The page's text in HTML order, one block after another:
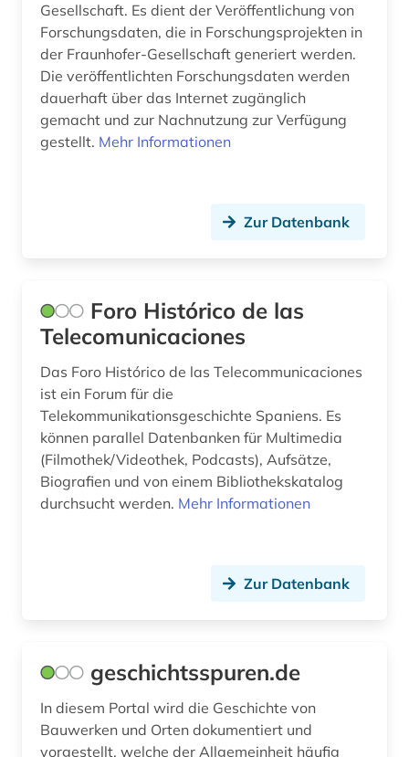
Gesellschaft. Es dient der Veröffentlichung von
Forschungsdaten, die in Forschungsprojekten in
der Fraunhofer-Gesellschaft generiert werden.
Die veröffentlichten Forschungsdaten werden
dauerhaft über das Internet zugänglich
gemacht und zur Nachnutzung zur Verfügung
gestellt. Mehr Informationen
Zur Datenbank
Foro Histórico de las
Telecomunicaciones
Das Foro Histórico de las Telecommunicaciones
ist ein Forum für die
Telekommunikationsgeschichte Spaniens. Es
können parallel Datenbanken für Multimedia
(Filmothek/Videothek, Podcasts), Aufsätze,
Biografien und von einem Bibliothekskatalog
durchsucht werden. Mehr Informationen
Zur Datenbank
geschichtsspuren.de
In diesem Portal wird die Geschichte von
Bauwerken und Orten dokumentiert und
vorgestellt, welche der Allgemeinheit häufig